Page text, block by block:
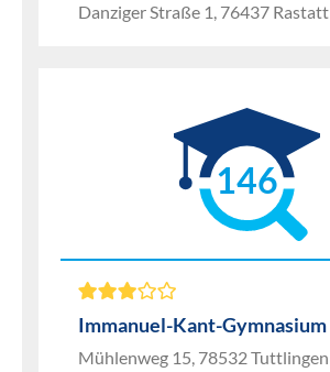
Danziger Straße 1, 76437 Rastatt
146
Immanuel-Kant-Gymnasium
Mühlenweg 15, 78532 Tuttlingen